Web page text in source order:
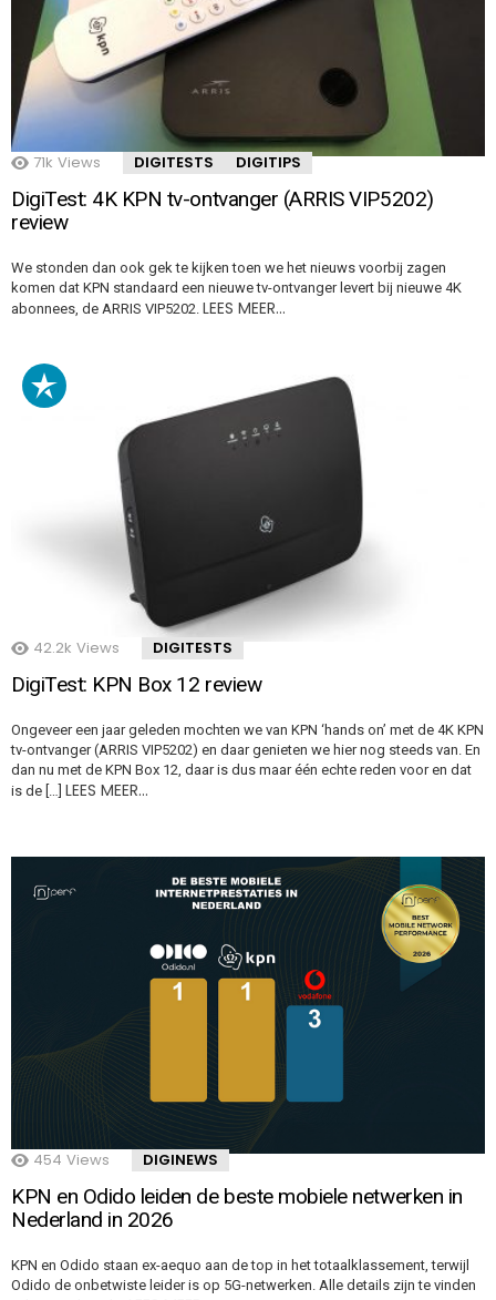
71k Views DIGITESTS DIGITIPS
DigiTest: 4K KPN tv-ontvanger (ARRIS VIP5202)
review
We stonden dan ook gek te kijken toen we het nieuws voorbij zagen
komen dat KPN standaard een nieuwe tv-ontvanger levert bij nieuwe 4K
abonnees, de ARRIS VIP5202. LEES MEER…
42.2k Views DIGITESTS
DigiTest: KPN Box 12 review
Ongeveer een jaar geleden mochten we van KPN ‘hands on’ met de 4K KPN
tv-ontvanger (ARRIS VIP5202) en daar genieten we hier nog steeds van. En
dan nu met de KPN Box 12, daar is dus maar één echte reden voor en dat
is de […] LEES MEER…
454 Views DIGINEWS
KPN en Odido leiden de beste mobiele netwerken in
Nederland in 2026
KPN en Odido staan ex-aequo aan de top in het totaalklassement, terwijl
Odido de onbetwiste leider is op 5G-netwerken. Alle details zijn te vinden